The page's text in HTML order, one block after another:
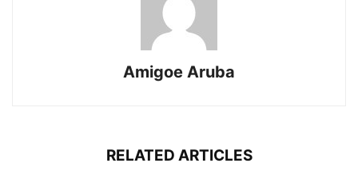
Amigoe Aruba
RELATED ARTICLES